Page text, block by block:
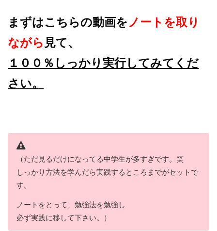
まずはこちらの動画を ノートを取り
ながら 見て、
１００％しっかり実行してみてくだ
さい。
（ただ見るだけになってる中学生が多すぎです。笑
しっかり方法を学んだら実践するところまでがセットで
す。
ノートをとって、勉強法を勉強し
必ず実践に移して下さい。）